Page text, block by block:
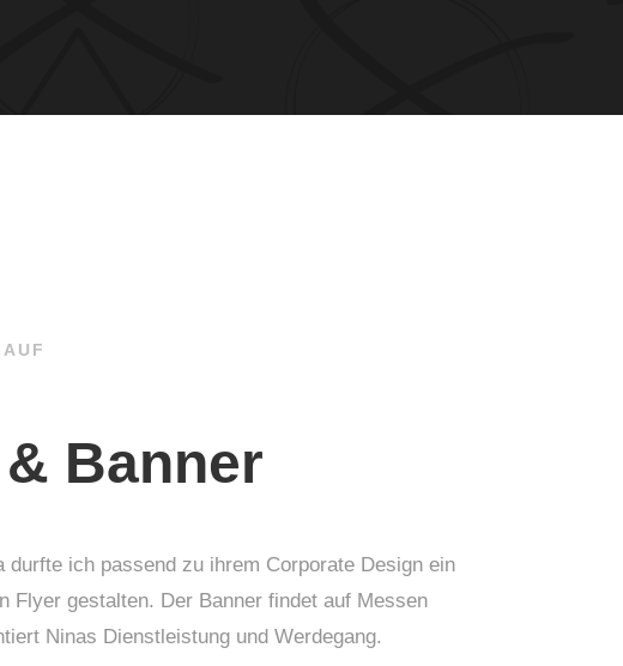
Banner
durfte ich passend zu ihrem Corporate Design ein
Flyer gestalten. Der Banner findet auf Messen
Ninas Dienstleistung und Werdegang.